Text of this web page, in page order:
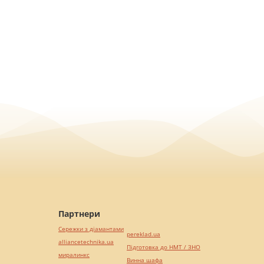
Партнери
Сережки з діамантами
alliancetechnika.ua
миралинкс
pereklad.ua
Підготовка до НМТ / ЗНО
Винна шафа